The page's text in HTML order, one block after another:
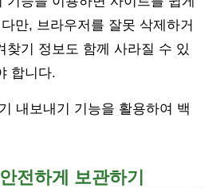
만, 브라우저를 잘못 삭제하거
찾기 정보도 함께 사라질 수 있
합니다.
내보내기 기능을 활용하여 백
전하게 보관하기